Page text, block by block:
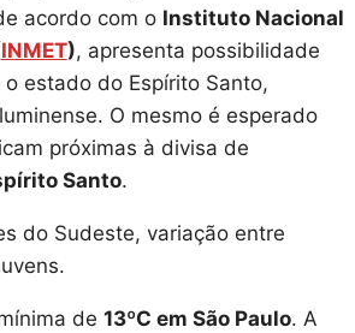
acordo com o Instituto Nacional
INMET), apresenta possibilidade
estado do Espírito Santo,
O mesmo é esperado
próximas à divisa de
Santo.
do Sudeste, variação entre
de 13ºC em São Paulo. A